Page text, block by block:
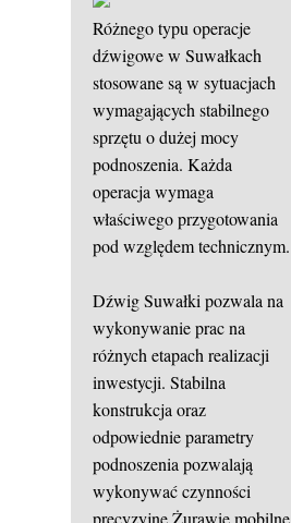
Różnego typu operacje
dźwigowe w Suwałkach
stosowane są w sytuacjach
wymagających stabilnego
sprzętu o dużej mocy
podnoszenia. Każda
operacja wymaga
właściwego przygotowania
pod względem technicznym.
Dźwig Suwałki pozwala na
wykonywanie prac na
różnych etapach realizacji
inwestycji. Stabilna
konstrukcja oraz
odpowiednie parametry
podnoszenia pozwalają
wykonywać czynności
precyzyjne.Żurawie mobilne